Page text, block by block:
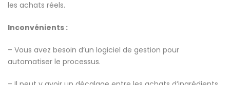
les achats réels.
Inconvénients :
– Vous avez besoin d’un logiciel de gestion pour
automatiser le processus.